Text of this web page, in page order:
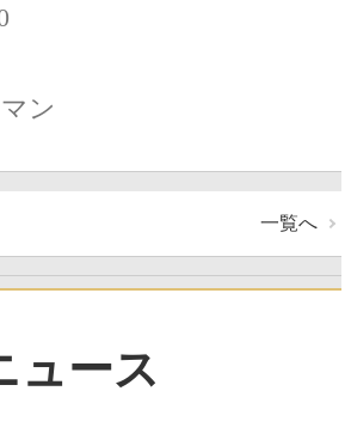
ン
一覧へ
ュース